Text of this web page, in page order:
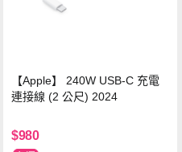
【Apple】 240W USB-C 充電
連接線 (2 公尺) 2024
$980